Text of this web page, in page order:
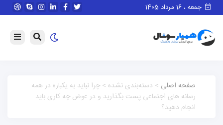
جمعه ، 16 مرداد 1405
صفحه اصلی > دسته‌بندی نشده > چرا نباید به یکباره در همه
رسانه های اجتماعی پست بگذارید و در عوض چه کاری باید
انجام دهید؟